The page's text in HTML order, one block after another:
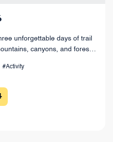
unforgettable days of trail
canyons, and forests,
#Activity